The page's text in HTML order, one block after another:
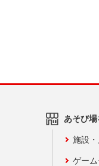
あそび
施設
ゲー